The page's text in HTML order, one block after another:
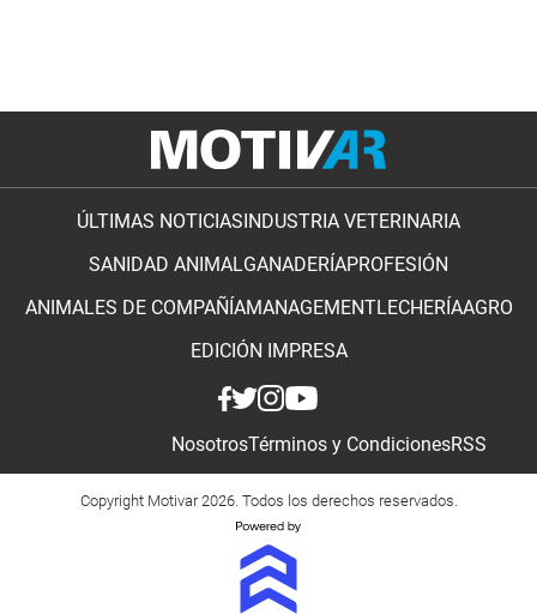
ÚLTIMAS NOTICIAS INDUSTRIA VETERINARIA
SANIDAD ANIMALGANADERÍAPROFESIÓN
ANIMALES DE COMPAÑÍAMANAGEMENTLECHERÍAAGRO
EDICIÓN IMPRESA
NosotrosTérminos y CondicionesRSS
Copyright Motivar 2026. Todos los derechos reservados.